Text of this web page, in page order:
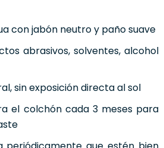
con jabón neutro y paño suave
abrasivos, solventes, alcohol
sin exposición directa al sol
el colchón cada 3 meses para